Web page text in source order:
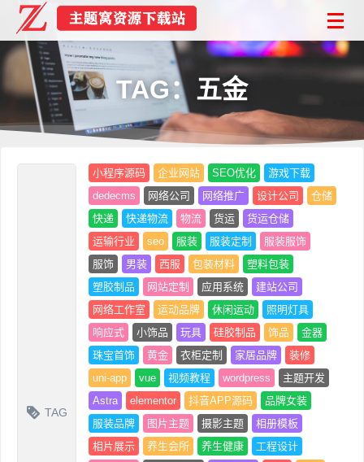
TAG：五金
TAG
小程序源码 企业网站 SEO优化
游戏下载
dedecms
网络公司 网络推广 设计公司
仓储
快递
快递物流 物流 货运
货运仓储
运输行业
seo 服装 服装定制
服装服饰
服饰
男装 西服 包装材料
塑料包装
塑胶制品
网站定制 应用系统
建站公司
网络工作室
运动品牌 休闲运动
照明灯具
响应式
小饰品 玩具 硅胶制品 饰品
金器
珠宝首饰
黄金 衣柜定制 家居品牌
装修
uni-app
vue 视频教程 wordpress
主题开发
Astra
elementor 抖音APP源码
品牌女装
服装品牌
图片主题 摄影主题
相册模板
相片展示
养生会所 养生健康
工程设计